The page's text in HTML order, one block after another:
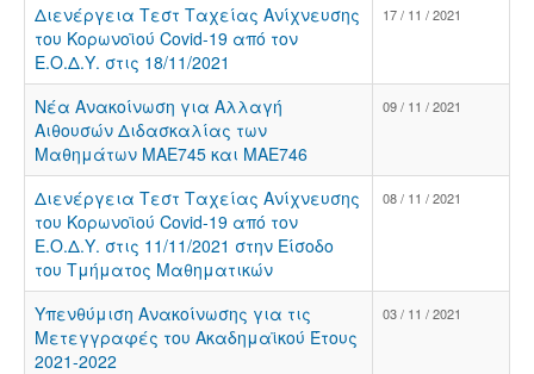
Διενέργεια Tεστ Tαχείας Aνίχνευσης
του Kορωνοϊού Covid-19 από τον
Ε.Ο.Δ.Υ. στις 18/11/2021
17 / 11 / 2021
Νέα Ανακοίνωση για Αλλαγή
Αιθουσών Διδασκαλίας των
Μαθημάτων ΜΑΕ745 και ΜΑΕ746
09 / 11 / 2021
Διενέργεια Tεστ Tαχείας Aνίχνευσης
του Kορωνοϊού Covid-19 από τον
Ε.Ο.Δ.Υ. στις 11/11/2021 στην Είσοδο
του Τμήματος Μαθηματικών
08 / 11 / 2021
Υπενθύμιση Ανακοίνωσης για τις
Μετεγγραφές του Ακαδημαϊκού Έτους
2021-2022
03 / 11 / 2021